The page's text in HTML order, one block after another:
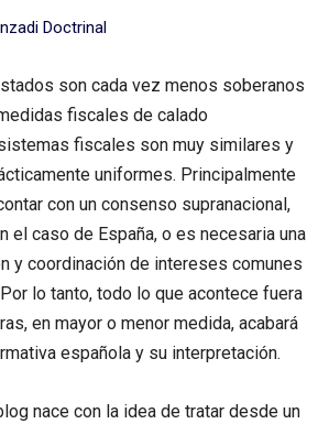
Doctrinal
son cada vez menos soberanos
fiscales de calado
fiscales son muy similares y
uniformes. Principalmente
con un consenso supranacional,
el caso de España, o es necesaria una
y coordinación de intereses comunes
lo tanto, todo lo que acontece fuera
en mayor o menor medida, acabará
española y su interpretación.
nace con la idea de tratar desde un